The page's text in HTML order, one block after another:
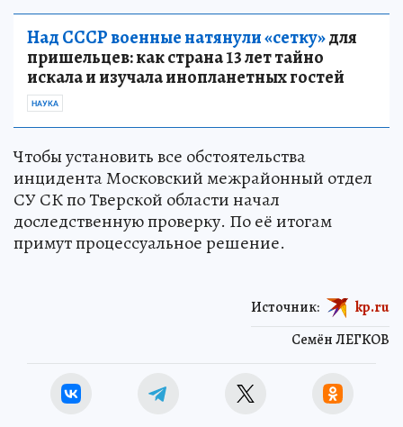
Над СССР военные натянули «сетку»для
пришельцев: как страна 13 лет тайно
искала и изучала инопланетных гостей
НАУКА
Чтобы установить все обстоятельства
инцидента Московский межрайонный отдел
СУ СК по Тверской области начал
доследственную проверку. По её итогам
примут процессуальное решение.
Семён ЛЕГКОВ
Источник: kp.ru